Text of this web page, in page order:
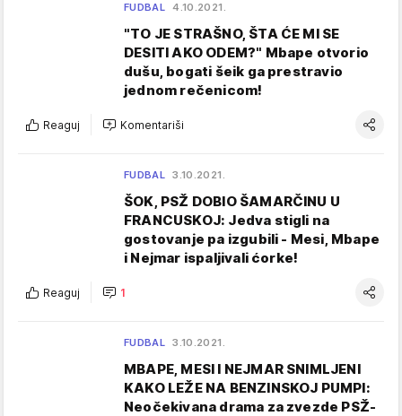
FUDBAL 4.10.2021.
"TO JE STRAŠNO, ŠTA ĆE MI SE
DESITI AKO ODEM?" Mbape otvorio
dušu, bogati šeik ga prestravio
jednom rečenicom!
Reaguj Komentariši
FUDBAL 3.10.2021.
ŠOK, PSŽ DOBIO ŠAMARČINU U
FRANCUSKOJ: Jedva stigli na
gostovanje pa izgubili - Mesi, Mbape
i Nejmar ispaljivali ćorke!
Reaguj 1
FUDBAL 3.10.2021.
MBAPE, MESI I NEJMAR SNIMLJENI
KAKO LEŽE NA BENZINSKOJ PUMPI:
Neočekivana drama za zvezde PSŽ-